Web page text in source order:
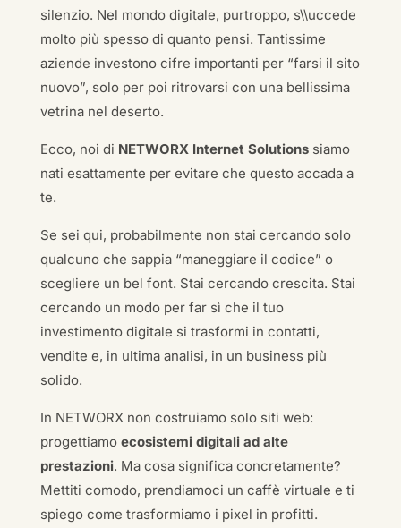
silenzio. Nel mondo digitale, purtroppo, s\\uccede
molto più spesso di quanto pensi. Tantissime
aziende investono cifre importanti per “farsi il sito
nuovo”, solo per poi ritrovarsi con una bellissima
vetrina nel deserto.
Ecco, noi di NETWORX Internet Solutionssiamo
nati esattamente per evitare che questo accada a
te.
Se sei qui, probabilmente non stai cercando solo
qualcuno che sappia “maneggiare il codice” o
scegliere un bel font. Stai cercando crescita. Stai
cercando un modo per far sì che il tuo
investimento digitale si trasformi in contatti,
vendite e, in ultima analisi, in un business più
solido.
In NETWORX non costruiamo solo siti web:
progettiamo ecosistemi digitali ad alte
prestazioni. Ma cosa significa concretamente?
Mettiti comodo, prendiamoci un caffè virtuale e ti
spiego come trasformiamo i pixel in profitti.